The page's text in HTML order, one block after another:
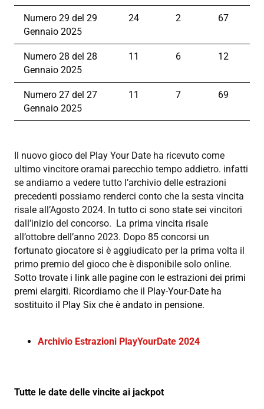
Numero 29 del 29
Gennaio 2025
24 2 67
Numero 28 del 28
Gennaio 2025
11 6 12
Numero 27 del 27
Gennaio 2025
11 7 69
Il nuovo gioco del Play Your Date ha ricevuto come
ultimo vincitore oramai parecchio tempo addietro. infatti
se andiamo a vedere tutto l’archivio delle estrazioni
precedenti possiamo renderci conto che la sesta vincita
risale all’Agosto 2024. In tutto ci sono state sei vincitori
dall’inizio del concorso. La prima vincita risale
all’ottobre dell’anno 2023. Dopo 85 concorsi un
fortunato giocatore si è aggiudicato per la prima volta il
primo premio del gioco che è disponibile solo online.
Sotto trovate i link alle pagine con le estrazioni dei primi
premi elargiti. Ricordiamo che il Play-Your-Date ha
sostituito il Play Six che è andato in pensione.
Archivio Estrazioni PlayYourDate 2024
Tutte le date delle vincite ai jackpot